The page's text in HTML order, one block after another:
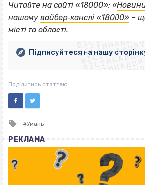
Читайте на сайті «18000»: «
нашому вайбер‐каналі «18000» –
місті та області.
Підписуйтеся на нашу
Поділитись статтею
Tagged
Умань
РЕКЛАМА